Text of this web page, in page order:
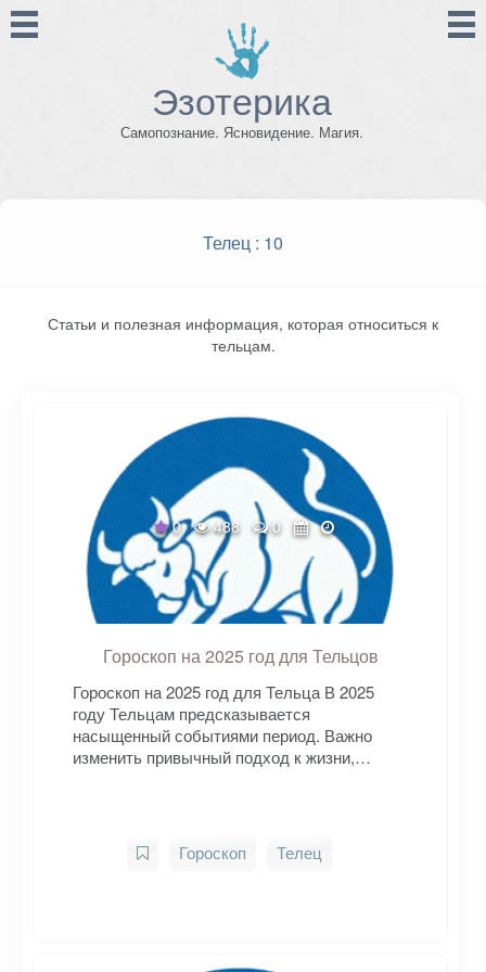
Эзотерика
Самопознание. Ясновидение. Магия.
Телец : 10
Статьи и полезная информация, которая относиться к
тельцам.
0 488 0
Гороскоп на 2025 год для Тельцов
Гороскоп на 2025 год для Тельца В 2025
году Тельцам предсказывается
насыщенный событиями период. Важно
изменить привычный подход к жизни,…
Гороскоп Телец